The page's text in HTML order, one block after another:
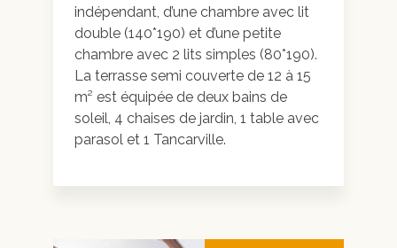
indépendant, d’une chambre avec lit
double (140*190) et d’une petite
chambre avec 2 lits simples (80*190).
La terrasse semi couverte de 12 à 15
m² est équipée de deux bains de
soleil, 4 chaises de jardin, 1 table avec
parasol et 1 Tancarville.